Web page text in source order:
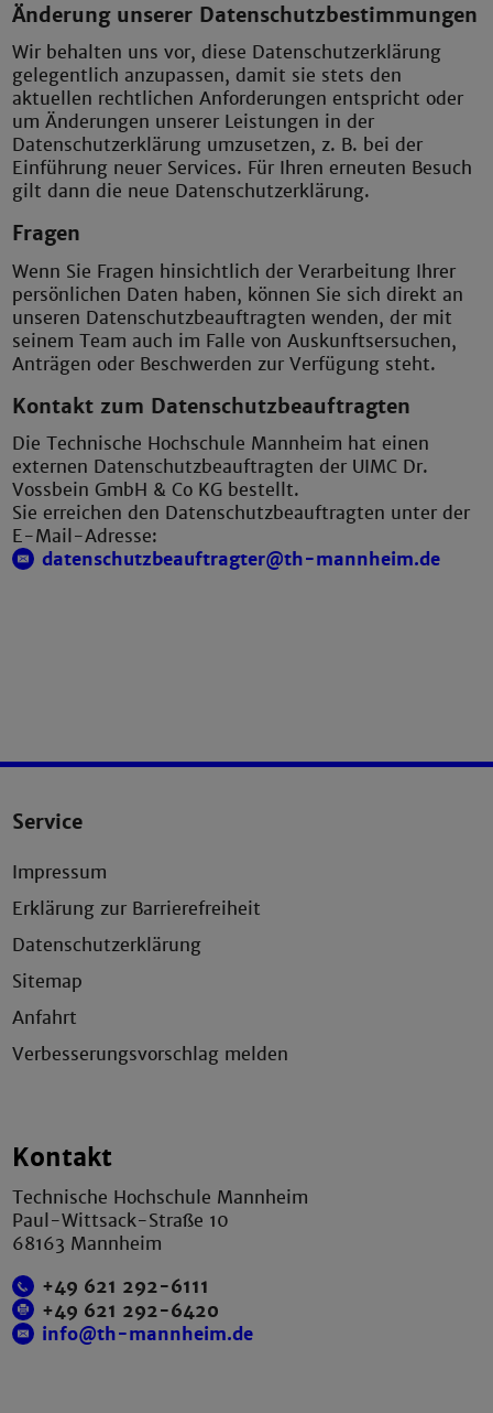
Änderung unserer Datenschutzbestimmungen
Wir behalten uns vor, diese Datenschutzerklärung
gelegentlich anzupassen, damit sie stets den
aktuellen rechtlichen Anforderungen entspricht oder
um Änderungen unserer Leistungen in der
Datenschutzerklärung umzusetzen, z. B. bei der
Einführung neuer Services. Für Ihren erneuten Besuch
gilt dann die neue Datenschutzerklärung.
Fragen
Wenn Sie Fragen hinsichtlich der Verarbeitung Ihrer
persönlichen Daten haben, können Sie sich direkt an
unseren Datenschutzbeauftragten wenden, der mit
seinem Team auch im Falle von Auskunftsersuchen,
Anträgen oder Beschwerden zur Verfügung steht.
Kontakt zum Datenschutzbeauftragten
Die Technische Hochschule Mannheim hat einen
externen Datenschutzbeauftragten der UIMC Dr.
Vossbein GmbH & Co KG bestellt.
Sie erreichen den Datenschutzbeauftragten unter der
E-Mail-Adresse:
datenschutzbeauftragter@th-mannheim.de
Service
Impressum
Erklärung zur Barrierefreiheit
Datenschutzerklärung
Sitemap
Anfahrt
Verbesserungsvorschlag melden
Kontakt
Technische Hochschule Mannheim
Paul-Wittsack-Straße 10
68163 Mannheim
+49 621 292-6111
+49 621 292-6420
info@th-mannheim.de